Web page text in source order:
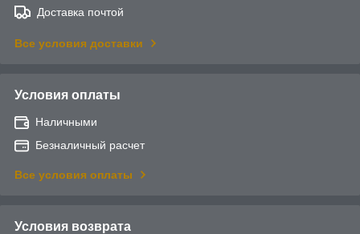
Доставка почтой
Все условия доставки
Условия оплаты
Наличными
Безналичный расчет
Все условия оплаты
Условия возврата